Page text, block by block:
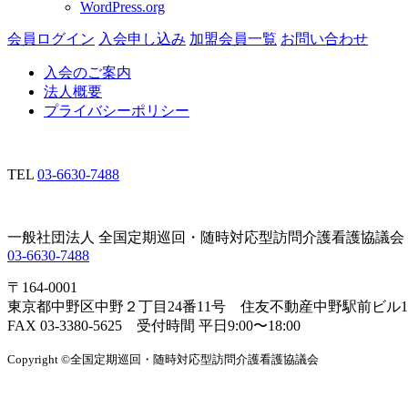
WordPress.org
会員ログイン 入会申し込み 加盟会員一覧 お問い合わせ
入会のご案内
法人概要
プライバシーポリシー
TEL 03-6630-7488
一般社団法人 全国定期巡回・随時対応型訪問介護看護協議会
03-6630-7488
〒164-0001
東京都中野区中野２丁目24番11号 住友不動産中野駅前ビル
FAX 03-3380-5625 受付時間 平日9:00〜18:00
Copyright ©全国定期巡回・随時対応型訪問介護看護協議会